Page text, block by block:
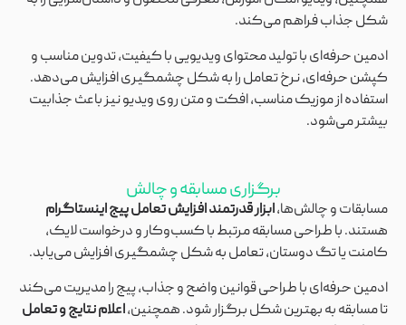
شکل جذاب فراهم می‌کند.
ادمین حرفه‌ای با تولید محتوای ویدیویی با کیفیت، تدوین مناسب و
کپشن حرفه‌ای، نرخ تعامل را به شکل چشمگیری افزایش می‌دهد.
استفاده از موزیک مناسب، افکت و متن روی ویدیو نیز باعث جذابیت
بیشتر می‌شود.
برگزاری مسابقه و چالش
مسابقات و چالش‌ها،ابزار قدرتمند افزایش تعامل پیج اینستاگرام
هستند. با طراحی مسابقه مرتبط با کسب‌وکار و درخواست لایک،
کامنت یا تگ دوستان، تعامل به شکل چشمگیری افزایش می‌یابد.
ادمین حرفه‌ای با طراحی قوانین واضح و جذاب، پیج را مدیریت می‌کند
تا مسابقه به بهترین شکل برگزار شود. همچنین،اعلام نتایج و تعامل